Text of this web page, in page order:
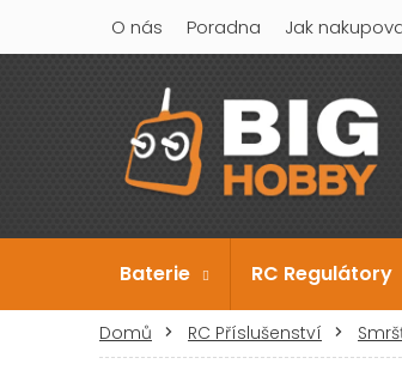
obsah
O nás Poradna Jak
Baterie RC Regulátory
Domů RC Příslušenství